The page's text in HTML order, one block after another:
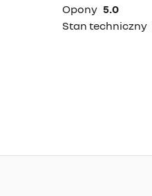
Opony 5.0
Stan techniczny